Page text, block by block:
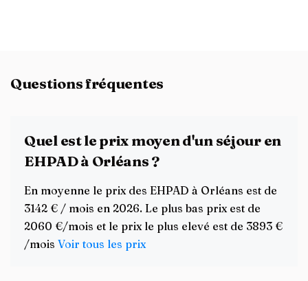
Questions fréquentes
Quel est le prix moyen d'un séjour en
EHPAD à Orléans ?
En moyenne le prix des EHPAD à Orléans est de
3142 € / mois en 2026. Le plus bas prix est de
2060 €/mois et le prix le plus elevé est de 3893 €
/mois Voir tous les prix